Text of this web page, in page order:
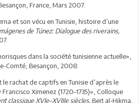
France, Mars 2007.
et son vécu en Tunisie, histoire d’une
de Túnez: Dialogue des riverains,
dans la société tunisienne actuelle»,
Comté, Besançon, 2008.
rachat de captifs en Tunisie d’après le
Ximenez (1720–1735)», Colloque
classique XVIe–XVIIIe siècles, Beit al-Hikma,